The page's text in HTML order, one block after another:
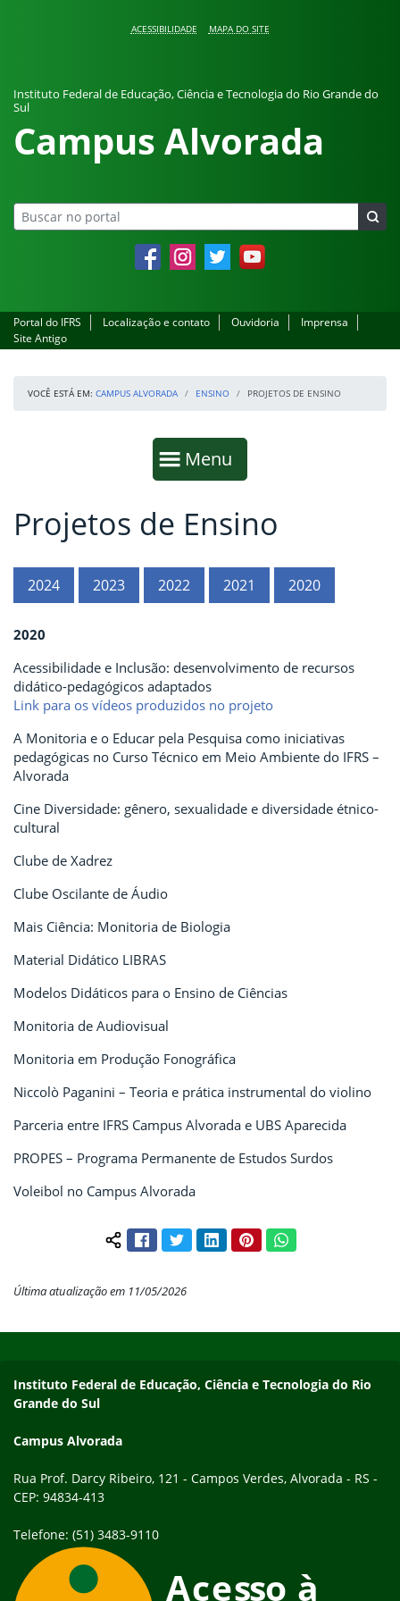
ACESSIBILIDADE MAPA DO SITE
Instituto Federal de Educação, Ciência e Tecnologia do Rio Grande do
Sul
Campus Alvorada
FacebookInstagramTwitter YouTube
Portal do IFRS Localização e contato Ouvidoria
Imprensa
Site Antigo
VOCÊ ESTÁ EM: CAMPUS ALVORADA ENSINO PROJETOS DE ENSINO
Mostrar
Menu
Fim da navegação
Início do conteúdo
Projetos de Ensino
2024 2023 2022 2021 2020
2020
Acessibilidade e Inclusão: desenvolvimento de recursos
didático-pedagógicos adaptados
Link para os vídeos produzidos no projeto
A Monitoria e o Educar pela Pesquisa como iniciativas
pedagógicas no Curso Técnico em Meio Ambiente do IFRS –
Alvorada
Cine Diversidade: gênero, sexualidade e diversidade étnico-
cultural
Clube de Xadrez
Clube Oscilante de Áudio
Mais Ciência: Monitoria de Biologia
Material Didático LIBRAS
Modelos Didáticos para o Ensino de Ciências
Monitoria de Audiovisual
Monitoria em Produção Fonográfica
Niccolò Paganini – Teoria e prática instrumental do violino
Parceria entre IFRS Campus Alvorada e UBS Aparecida
PROPES – Programa Permanente de Estudos Surdos
Voleibol no Campus Alvorada
Compartilhar conteúdo:
FacebookTwitterLinkedInPinterestWhatsApp
Última atualização em 11/05/2026
Endereço
Instituto Federal de Educação, Ciência e Tecnologia do Rio
Grande do Sul
Campus Alvorada
Rua Prof. Darcy Ribeiro, 121 - Campos Verdes, Alvorada - RS -
CEP: 94834-413
Telefone: (51) 3483-9110